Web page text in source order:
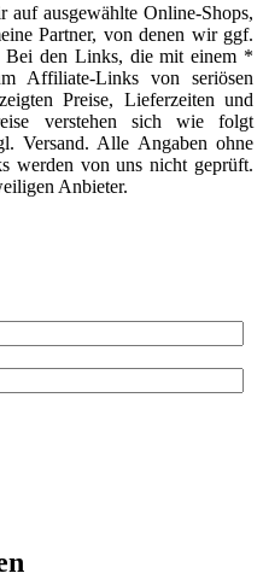
ausgewählte Online-Shops,
Partner, von denen wir ggf.
Bei den Links, die mit einem *
Affiliate-Links von seriösen
Preise, Lieferzeiten und
verstehen sich wie folgt
Versand. Alle Angaben ohne
werden von uns nicht geprüft.
Anbieter.